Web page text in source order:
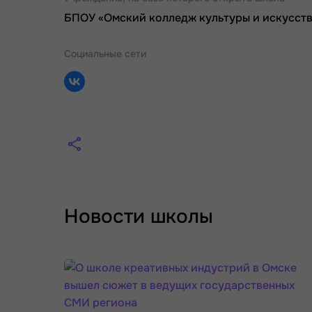
БПОУ «Омский колледж культуры и
Социальные сети
Новости школы